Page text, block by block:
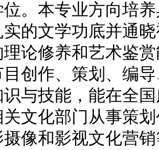
。本专业方向培
的文学功底并通
论修养和艺术鉴
创作、策划、编
与技能，能在全
关文化部门从事策
像和影视文化营